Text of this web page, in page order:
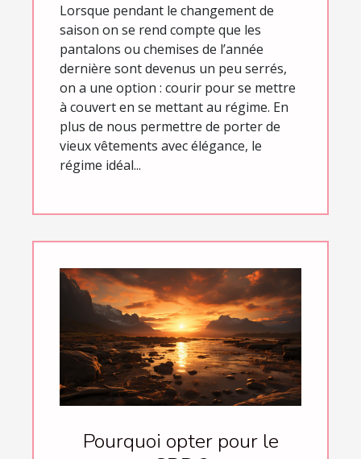
Lorsque pendant le changement de
saison on se rend compte que les
pantalons ou chemises de l’année
dernière sont devenus un peu serrés,
on a une option : courir pour se mettre
à couvert en se mettant au régime. En
plus de nous permettre de porter de
vieux vêtements avec élégance, le
régime idéal...
Pourquoi opter pour le